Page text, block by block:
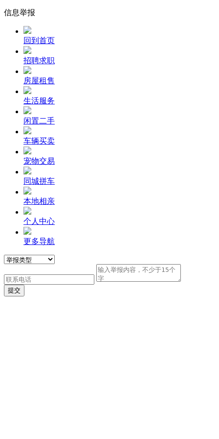
信息举报
回到首页
招聘求职
房屋租售
生活服务
闲置二手
车辆买卖
宠物交易
同城拼车
本地相亲
个人中心
更多导航